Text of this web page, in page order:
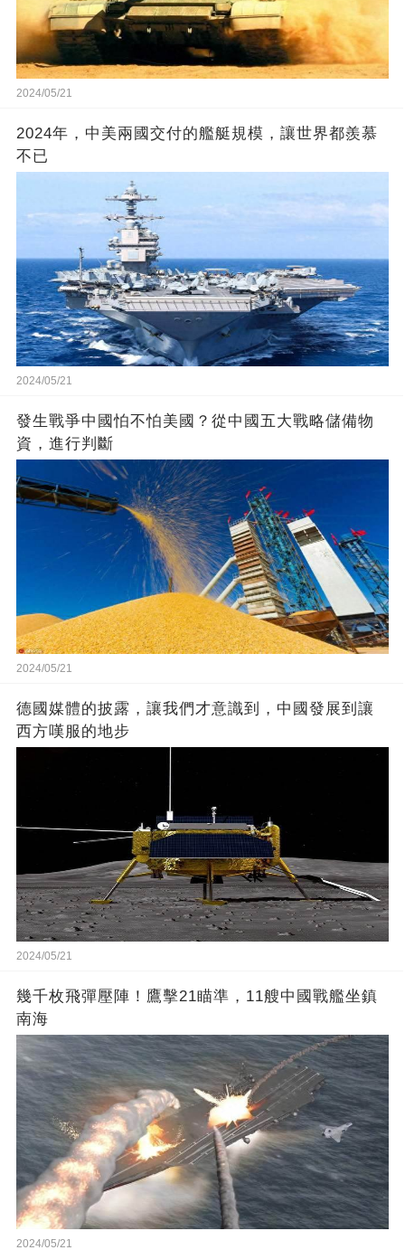
2024/05/21
2024年，中美兩國交付的艦艇規模，讓世界都羨慕
不已
2024/05/21
發生戰爭中國怕不怕美國？從中國五大戰略儲備物
資，進行判斷
2024/05/21
德國媒體的披露，讓我們才意識到，中國發展到讓
西方嘆服的地步
2024/05/21
幾千枚飛彈壓陣！鷹擊21瞄準，11艘中國戰艦坐鎮
南海
2024/05/21